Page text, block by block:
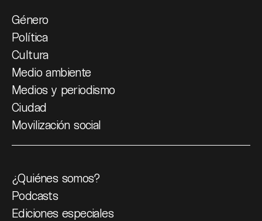
Género
Política
Cultura
Medio ambiente
Medios y periodismo
Ciudad
Movilización social
¿Quiénes somos?
Podcasts
Ediciones especiales